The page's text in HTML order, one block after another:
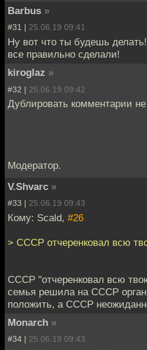
Barbus »
#31 | 25.06.19 09:41
Ну вот что ты будешь
все правильно сделали!
kiroglaz »
#32 | 25.06.19 09:42
Дублировать комментарии
Модератор.
V.Shvarc »
#33 | 25.06.19 09:43
Кому: Scald, #26
> СССР отчеренковал всю
СССР "отчеренковал всю
семья решила на СССР
положить, а СССР
Monarch »
#34 | 25.06.19 09:43